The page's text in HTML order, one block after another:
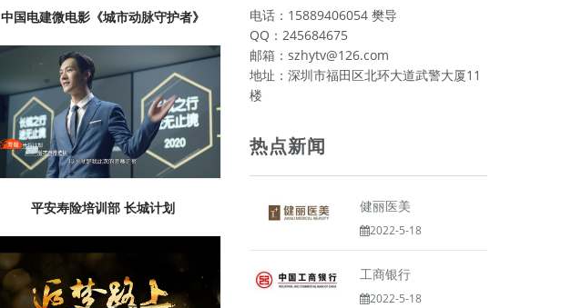
中国电建微电影《城市动脉守护者》
平安寿险培训部 长城计划
电话：15889406054 樊导
QQ：245684675
邮箱：szhytv@126.com
地址：深圳市福田区北环大道武警大厦11
楼
热点新闻
健丽医美
2022-5-18
工商银行
2022-5-18